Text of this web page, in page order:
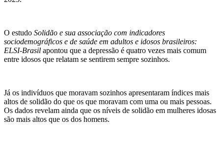
O estudo Solidão e sua associação com indicadores
sociodemográficos e de saúde em adultos e idosos brasileiros:
ELSI-Brasil apontou que a depressão é quatro vezes mais comum
entre idosos que relatam se sentirem sempre sozinhos.
Já os indivíduos que moravam sozinhos apresentaram índices mais
altos de solidão do que os que moravam com uma ou mais pessoas.
Os dados revelam ainda que os níveis de solidão em mulheres idosas
são mais altos que os dos homens.